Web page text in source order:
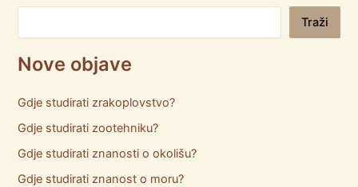
Pretraga
Traži
Nove objave
Gdje studirati zrakoplovstvo?
Gdje studirati zootehniku?
Gdje studirati znanosti o okolišu?
Gdje studirati znanost o moru?